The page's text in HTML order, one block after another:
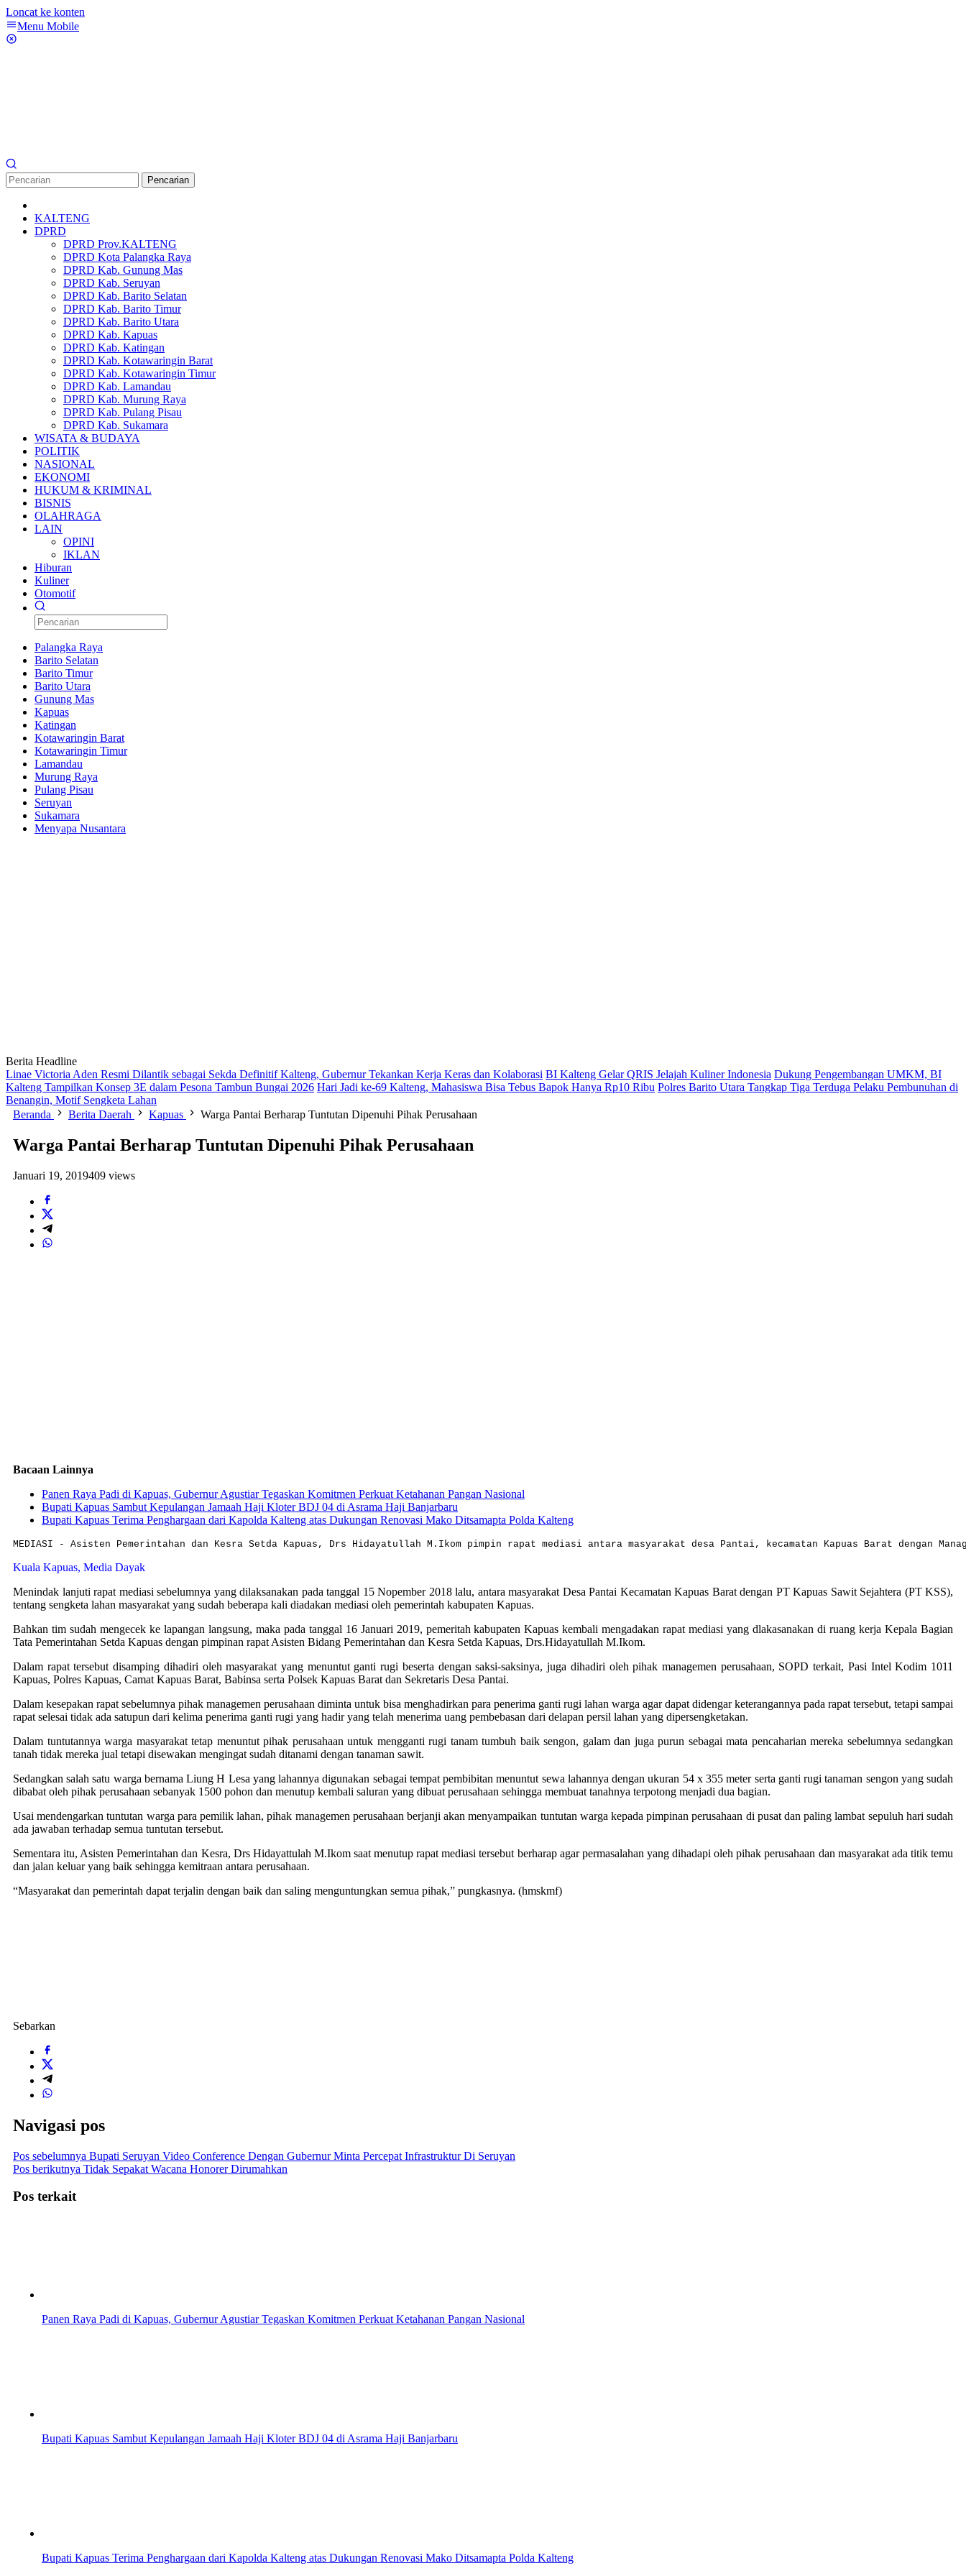
Loncat ke konten
Menu Mobile
Pencarian
KALTENG
DPRD
DPRD Prov.KALTENG
DPRD Kota Palangka Raya
DPRD Kab. Gunung Mas
DPRD Kab. Seruyan
DPRD Kab. Barito Selatan
DPRD Kab. Barito Timur
DPRD Kab. Barito Utara
DPRD Kab. Kapuas
DPRD Kab. Katingan
DPRD Kab. Kotawaringin Barat
DPRD Kab. Kotawaringin Timur
DPRD Kab. Lamandau
DPRD Kab. Murung Raya
DPRD Kab. Pulang Pisau
DPRD Kab. Sukamara
WISATA & BUDAYA
POLITIK
NASIONAL
EKONOMI
HUKUM & KRIMINAL
BISNIS
OLAHRAGA
LAIN
OPINI
IKLAN
Hiburan
Kuliner
Otomotif
Palangka Raya
Barito Selatan
Barito Timur
Barito Utara
Gunung Mas
Kapuas
Katingan
Kotawaringin Barat
Kotawaringin Timur
Lamandau
Murung Raya
Pulang Pisau
Seruyan
Sukamara
Menyapa Nusantara
Berita Headline
Linae Victoria Aden Resmi Dilantik sebagai Sekda Definitif Kalteng, Gubernur Tekankan Kerja Keras dan Kolaborasi BI Kalteng Gelar QRIS Jelajah Kuliner Indonesia Dukung Pengembangan UMKM, BI
Kalteng Tampilkan Konsep 3E dalam Pesona Tambun Bungai 2026 Hari Jadi ke-69 Kalteng, Mahasiswa Bisa Tebus Bapok Hanya Rp10 Ribu Polres Barito Utara Tangkap Tiga Terduga Pelaku Pembunuhan di
Benangin, Motif Sengketa Lahan
Beranda
Berita Daerah Kapuas Warga Pantai Berharap Tuntutan Dipenuhi Pihak Perusahaan
Warga Pantai Berharap Tuntutan Dipenuhi Pihak Perusahaan
Januari 19, 2019409 views
Bacaan Lainnya
Panen Raya Padi di Kapuas, Gubernur Agustiar Tegaskan Komitmen Perkuat Ketahanan Pangan Nasional
Bupati Kapuas Sambut Kepulangan Jamaah Haji Kloter BDJ 04 di Asrama Haji Banjarbaru
Bupati Kapuas Terima Penghargaan dari Kapolda Kalteng atas Dukungan Renovasi Mako Ditsamapta Polda Kalteng
MEDIASI - Asisten Pemerintahan dan Kesra Setda Kapuas, Drs Hidayatullah M.Ikom pimpin rapat mediasi antara masyarakat desa Pantai, kecamatan Kapuas Barat dengan
Kuala Kapuas, Media Dayak
Menindak lanjuti rapat mediasi sebelumnya yang dilaksanakan pada tanggal 15 Nopember 2018 lalu, antara masyarakat Desa Pantai Kecamatan Kapuas Barat dengan PT Kapuas Sawit Sejahtera (PT KSS),
tentang sengketa lahan masyarakat yang sudah beberapa kali diadakan mediasi oleh pemerintah kabupaten Kapuas.
Bahkan tim sudah mengecek ke lapangan langsung, maka pada tanggal 16 Januari 2019, pemeritah kabupaten Kapuas kembali mengadakan rapat mediasi yang dlakasanakan di ruang kerja Kepala Bagian
Tata Pemerintahan Setda Kapuas dengan pimpinan rapat Asisten Bidang Pemerintahan dan Kesra Setda Kapuas, Drs.Hidayatullah M.Ikom.
Dalam rapat tersebut disamping dihadiri oleh masyarakat yang menuntut ganti rugi beserta dengan saksi-saksinya, juga dihadiri oleh pihak managemen perusahaan, SOPD terkait, Pasi Intel Kodim 1011
Kapuas, Polres Kapuas, Camat Kapuas Barat, Babinsa serta Polsek Kapuas Barat dan Sekretaris Desa Pantai.
Dalam kesepakan rapat sebelumnya pihak managemen perusahaan diminta untuk bisa menghadirkan para penerima ganti rugi lahan warga agar dapat didengar keterangannya pada rapat tersebut, tetapi sampai
rapat selesai tidak ada satupun dari kelima penerima ganti rugi yang hadir yang telah menerima uang pembebasan dari delapan persil lahan yang dipersengketakan.
Dalam tuntutannya warga masyarakat tetap menuntut pihak perusahaan untuk mengganti rugi tanam tumbuh baik sengon, galam dan juga purun sebagai mata pencaharian mereka sebelumnya sedangkan
tanah tidak mereka jual tetapi disewakan mengingat sudah ditanami dengan tanaman sawit.
Sedangkan salah satu warga bernama Liung H Lesa yang lahannya digunakan sebagai tempat pembibitan menuntut sewa lahannya dengan ukuran 54 x 355 meter serta ganti rugi tanaman sengon yang sudah
dibabat oleh pihak perusahaan sebanyak 1500 pohon dan menutup kembali saluran yang dibuat perusahaan sehingga membuat tanahnya terpotong menjadi dua bagian.
Usai mendengarkan tuntutan warga para pemilik lahan, pihak managemen perusahaan berjanji akan menyampaikan tuntutan warga kepada pimpinan perusahaan di pusat dan paling lambat sepuluh hari sudah
ada jawaban terhadap semua tuntutan tersebut.
Sementara itu, Asisten Pemerintahan dan Kesra, Drs Hidayattulah M.Ikom saat menutup rapat mediasi tersebut berharap agar permasalahan yang dihadapi oleh pihak perusahaan dan masyarakat ada titik temu
dan jalan keluar yang baik sehingga kemitraan antara perusahaan.
“Masyarakat dan pemerintah dapat terjalin dengan baik dan saling menguntungkan semua pihak,” pungkasnya. (hmskmf)
Sebarkan
Navigasi pos
Pos sebelumnya Bupati Seruyan Video Conference Dengan Gubernur Minta Percepat Infrastruktur Di Seruyan
Pos berikutnya Tidak Sepakat Wacana Honorer Dirumahkan
Pos terkait
Panen Raya Padi di Kapuas, Gubernur Agustiar Tegaskan Komitmen Perkuat Ketahanan Pangan Nasional
Bupati Kapuas Sambut Kepulangan Jamaah Haji Kloter BDJ 04 di Asrama Haji Banjarbaru
Bupati Kapuas Terima Penghargaan dari Kapolda Kalteng atas Dukungan Renovasi Mako Ditsamapta Polda Kalteng